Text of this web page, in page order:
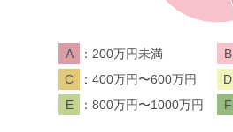
A 200万円未満 B
C
400万円〜600万円 D
E
800万円〜1000万円 F